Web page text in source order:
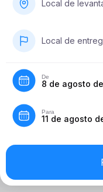
Local de
Local de
De
8 de agosto
Para
11 de agosto